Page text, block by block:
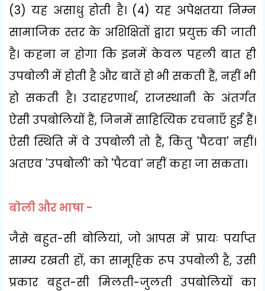
(3)यह असाधु होती है। (4)यह अपेक्षतया निम्न
सामाजिक स्तर के अशिक्षितों द्वारा प्रयुक्त की जाती
है। कहना न होगा कि इनमें केवल पहली बात ही
उपबोली में होती है और बातें हो भी सकती हैं, नहीं भी
हो सकती है। उदाहरणार्थ,राजस्थानी के अंतर्गत
ऐसी उपबोलियों हैं, जिनमें साहित्यिक रचनाएँ हुई हैं।
ऐसी स्थिति में वे उपबोली तो हैं,किंतु 'पैटवा'नहीं।
अतएव 'उपबोली' को 'पैटवा' नहीं कहा जा सकता।
बोली और भाषा -
जैसे बहुत-सी बोलियां, जो आपस में प्रायः पर्याप्त
साम्य रखती हों,का सामूहिक रूप उपबोली है, उसी
प्रकार बहुत-सी मिलती-जुलती उपबोलियों का